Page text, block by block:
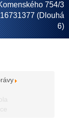
754/3
(Dlouhá
6)